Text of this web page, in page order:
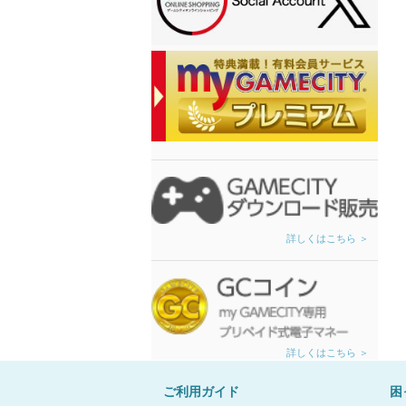
詳しくはこちら ＞
詳しくはこちら ＞
ご利用ガイド